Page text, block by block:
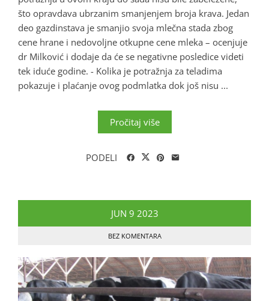
što opravdava ubrzanim smanjenjem broja krava. Jedan
deo gazdinstava je smanjio svoja mlečna stada zbog
cene hrane i nedovoljne otkupne cene mleka – ocenjuje
dr Milković i dodaje da će se negativne posledice videti
tek iduće godine. - Kolika je potražnja za teladima
pokazuje i plaćanje ovog podmlatka dok još nisu ...
Pročitaj više
PODELI
JUN 9 2023
BEZ KOMENTARA